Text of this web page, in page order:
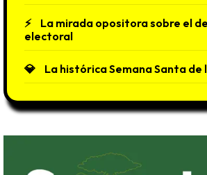
La mirada opositora sobre el
electoral
La histórica Semana Santa de